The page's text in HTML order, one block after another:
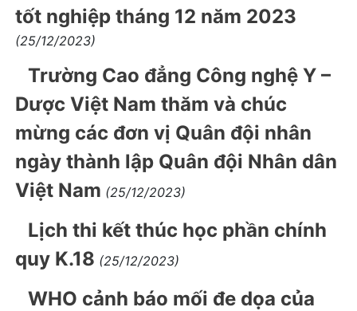
tốt nghiệp tháng 12 năm 2023
(25/12/2023)
Trường Cao đẳng Công nghệ Y –
Dược Việt Nam thăm và chúc
mừng các đơn vị Quân đội nhân
ngày thành lập Quân đội Nhân dân
Việt Nam (25/12/2023)
Lịch thi kết thúc học phần chính
quy K.18 (25/12/2023)
WHO cảnh báo mối đe dọa của